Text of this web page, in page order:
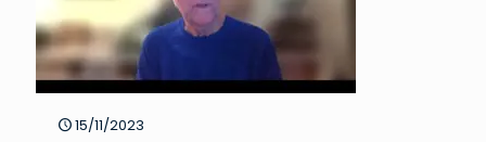
15/11/2023